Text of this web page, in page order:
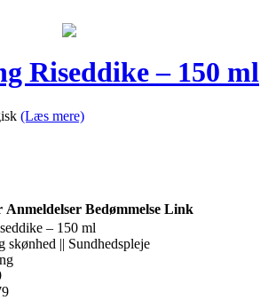
Riseddike – 150 ml
(Læs mere)
Anmeldelser Bedømmelse Link
– 150 ml
skønhed || Sundhedspleje